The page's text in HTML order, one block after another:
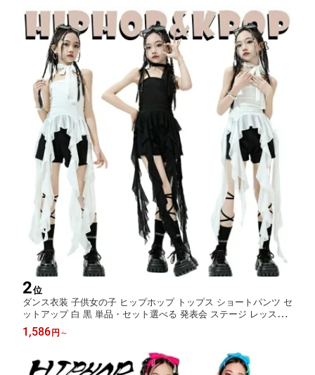
2位
ダンス衣装 子供女の子 ヒップホップ トップス ショートパンツ セ
ットアップ 白 黒 単品・セット選べる 発表会 ステージ レッスン
団体衣装 舞台衣装 イベント おしゃれ 動きやすい かっこいい ス
トリートスタイル チーム衣装
1,586 円 ～